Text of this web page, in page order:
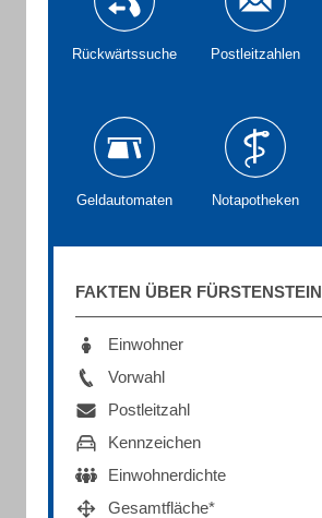
Rückwärtssuche Postleitzahlen
Geldautomaten Notapotheken
FAKTEN ÜBER FÜRSTENSTEIN
Einwohner
Vorwahl
Postleitzahl
Kennzeichen
Einwohnerdichte
Gesamtfläche*